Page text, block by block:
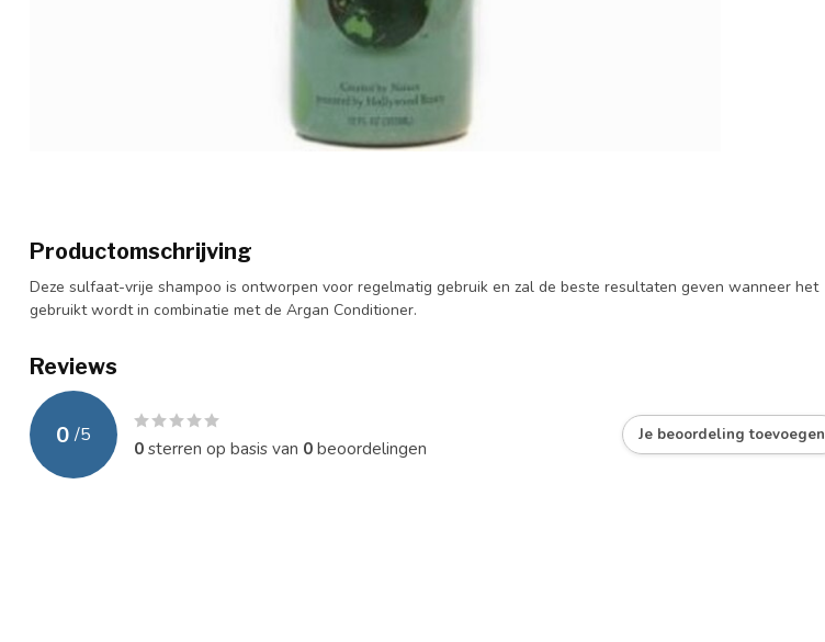
Productomschrijving
Deze sulfaat-vrije shampoo is ontworpen voor regelmatig gebruik en zal de beste resultaten geven wanneer het
gebruikt wordt in combinatie met de Argan Conditioner.
Reviews
0 /5
0sterren op basis van 0beoordelingen
Je beoordeling toevoegen